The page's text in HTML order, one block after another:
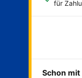
für
Schon